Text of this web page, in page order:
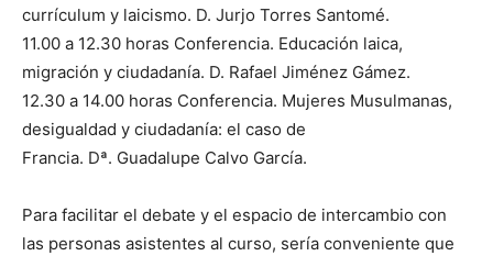
currículum y laicismo. D. Jurjo Torres Santomé.
11.00 a 12.30 horas Conferencia. Educación laica,
migración y ciudadanía. D. Rafael Jiménez Gámez.
12.30 a 14.00 horas Conferencia. Mujeres Musulmanas,
desigualdad y ciudadanía: el caso de
Francia. Dª. Guadalupe Calvo García.
Para facilitar el debate y el espacio de intercambio con
las personas asistentes al curso, sería conveniente que